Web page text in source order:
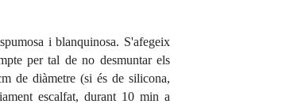
i blanquinosa. S'afegeix
per tal de no desmuntar els
de diàmetre (si és de silicona,
escalfat, durant 10 min a